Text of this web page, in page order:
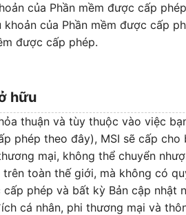
của Phần mềm được cấp
của Phần mềm được cấp
được cấp phép.
hữu
thuận và tùy thuộc vào việc
phép theo đây), MSI sẽ cấp
mại, không thể chuyển
toàn thế giới, mà không có
phép và bất kỳ Bản cập nhật
cá nhân, phi thương mại và